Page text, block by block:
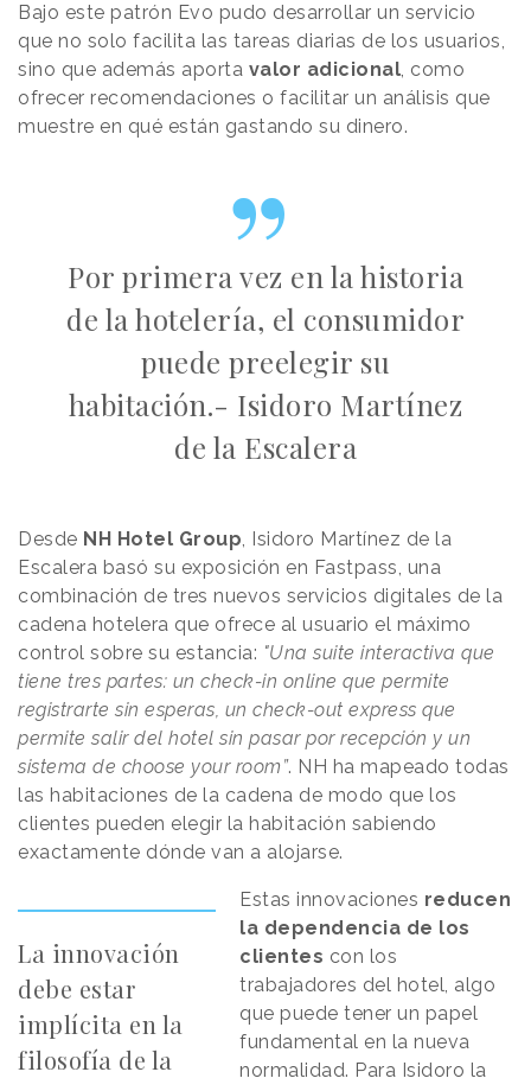
Bajo este patrón Evo pudo desarrollar un servicio
que no solo facilita las tareas diarias de los usuarios,
sino que además aporta valor adicional, como
ofrecer recomendaciones o facilitar un análisis que
muestre en qué están gastando su dinero.
Por primera vez en la historia
de la hotelería, el consumidor
puede preelegir su
habitación.- Isidoro Martínez
de la Escalera
Desde NH Hotel Group, Isidoro Martínez de la
Escalera basó su exposición en Fastpass, una
combinación de tres nuevos servicios digitales de la
cadena hotelera que ofrece al usuario el máximo
control sobre su estancia: "Una suite interactiva que
tiene tres partes: un check-in online que permite
registrarte sin esperas, un check-out express que
permite salir del hotel sin pasar por recepción y un
sistema de choose your room”. NH ha mapeado todas
las habitaciones de la cadena de modo que los
clientes pueden elegir la habitación sabiendo
exactamente dónde van a alojarse.
La innovación
debe estar
implícita en la
filosofía de la
Estas innovaciones reducen
la dependencia de los
clientes con los
trabajadores del hotel, algo
que puede tener un papel
fundamental en la nueva
normalidad. Para Isidoro la